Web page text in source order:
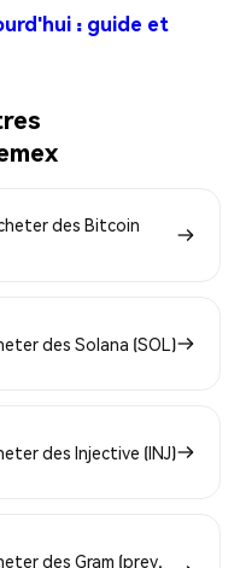
: guide et
des Bitcoin
des Solana (SOL)
des Injective (INJ)
des Gram (prev.